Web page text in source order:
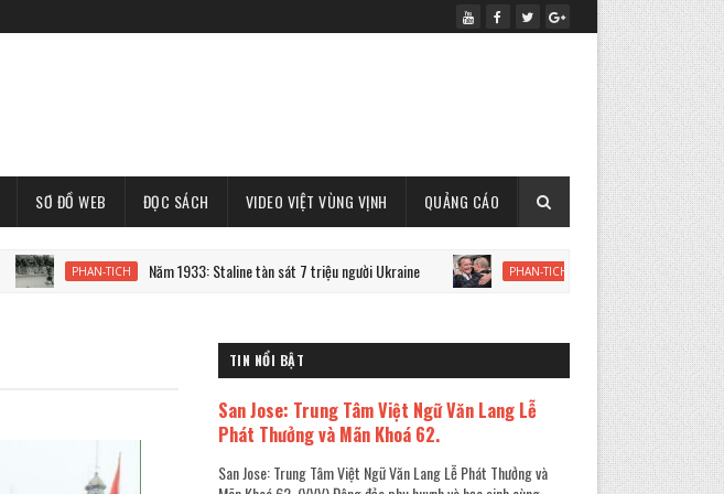
SƠ ĐỒ WEB ĐỌC SÁCH VIDEO VIỆT VÙNG VỊNH QUẢNG CÁO
PHAN-TICH Năm 1933: Staline tàn sát 7 triệu người Ukraine PHAN-TICH Cựu Thủ tướng Đức Schroeder và
TIN NỔI BẬT
San Jose: Trung Tâm Việt Ngữ Văn Lang Lễ
Phát Thưởng và Mãn Khoá 62.
San Jose: Trung Tâm Việt Ngữ Văn Lang Lễ Phát Thưởng và